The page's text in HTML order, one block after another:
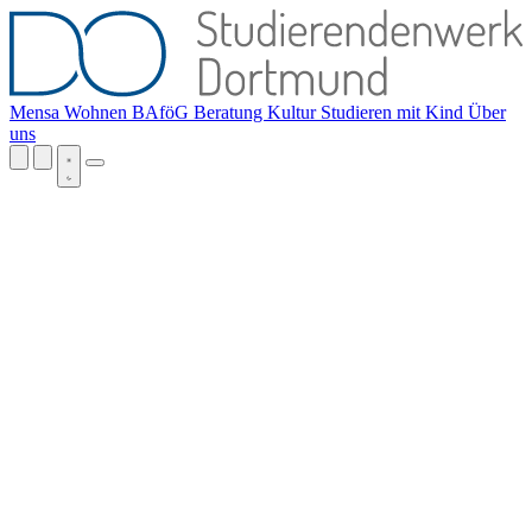
Mensa Wohnen BAföG Beratung Kultur Studieren mit Kind Über
uns